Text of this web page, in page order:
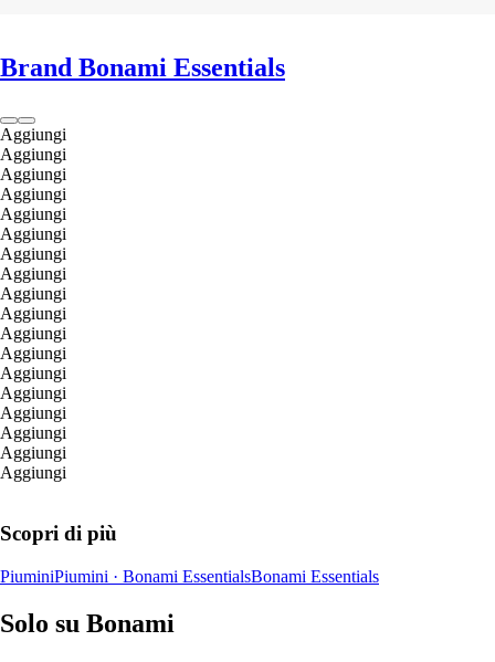
Brand Bonami Essentials
Aggiungi
Aggiungi
Aggiungi
Aggiungi
Aggiungi
Aggiungi
Aggiungi
Aggiungi
Aggiungi
Aggiungi
Aggiungi
Aggiungi
Aggiungi
Aggiungi
Aggiungi
Aggiungi
Aggiungi
Aggiungi
Scopri di più
PiuminiPiumini · Bonami EssentialsBonami Essentials
Solo su Bonami